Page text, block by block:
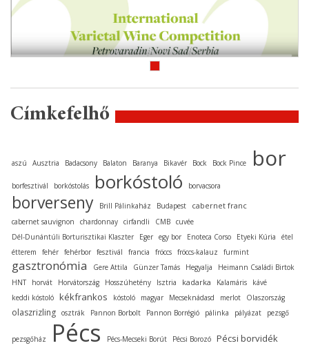
Címkefelhő
aszú Ausztria Badacsony Balaton Baranya Bikavér Bock Bock Pince bor
borfesztivál borkóstolás borkóstoló borvacsora
borverseny Brill Pálinkaház Budapest cabernet franc
cabernet sauvignon chardonnay cirfandli CMB cuvée
Dél-Dunántúli Borturisztikai Klaszter
Eger egy bor Enoteca Corso Etyeki Kúria
étel
étterem
fehér fehérbor fesztivál francia fröccs fröccs-kalauz furmint
gasztronómia Gere Attila Günzer Tamás Hegyalja
Heimann Családi Birtok
HNT
horvát Horvátország Hosszúhetény Isztria kadarka Kalamáris
kávé
keddi kóstoló kékfrankos kóstoló magyar Mecseknádasd merlot Olaszország
olaszrizling osztrák Pannon Borbolt Pannon Borrégió pálinka pályázat pezsgő
pezsgőház Pécs Pécs-Mecseki Borút Pécsi Borozó Pécsi borvidék